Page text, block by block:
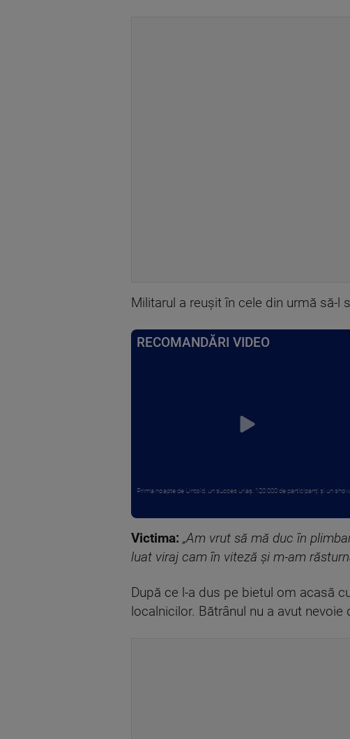
Militarul a reușit în cele din urmă să-l
RECOMANDĂRI VIDEO
Prima noapte de Untold, un succes uriaș. 120.000 de participanți și un show
Victima: „Am vrut să mă duc în
luat viraj cam în viteză și m-am
După ce l-a dus pe bietul om acasă
localnicilor. Bătrânul nu a avut nevoie